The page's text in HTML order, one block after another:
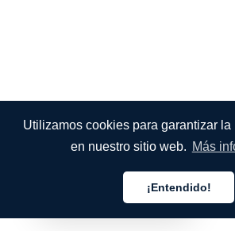
Utilizamos cookies para garantizar
en nuestro sitio web. Más
¡Entendido!
Español